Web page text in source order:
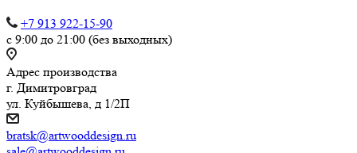
+7 913 922-15-90
с 9:00 до 21:00 (без выходных)
Адрес производства
г. Димитровград
ул. Куйбышева, д 1/2П
bratsk@artwooddesign.ru